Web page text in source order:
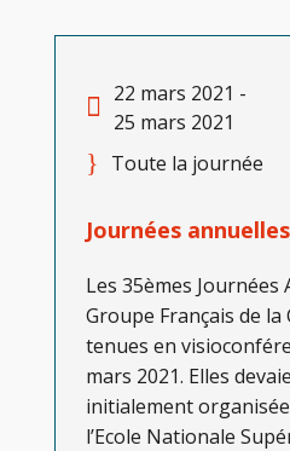
22 mars 2021 -
25 mars 2021
Toute la journée
Journées
Les 35èmes Journées
Groupe Français de
tenues en
mars 2021. Elles
initialement
l’Ecole Nationale